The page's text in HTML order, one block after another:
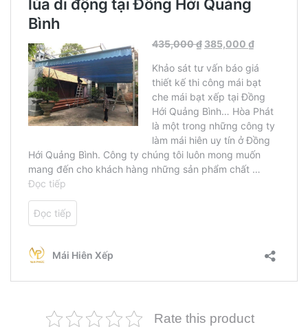
Rate this product